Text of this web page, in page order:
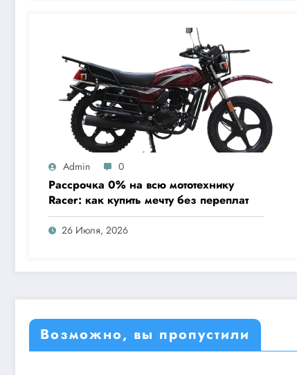
Admin 0
Рассрочка 0% на всю мототехнику
Racer: как купить мечту без переплат
26 Июля, 2026
Возможно, вы пропустили